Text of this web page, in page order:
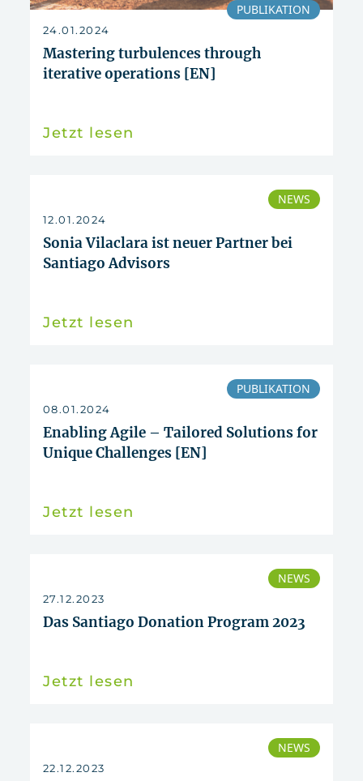
PUBLIKATION
24.01.2024
Mastering turbulences through
iterative operations [EN]
Jetzt lesen
NEWS
12.01.2024
Sonia Vilaclara ist neuer Partner bei
Santiago Advisors
Jetzt lesen
PUBLIKATION
08.01.2024
Enabling Agile – Tailored Solutions for
Unique Challenges [EN]
Jetzt lesen
NEWS
27.12.2023
Das Santiago Donation Program 2023
Jetzt lesen
NEWS
22.12.2023